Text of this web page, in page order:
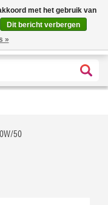
op gehele assortiment
X
50
met het gebruik van
Dit bericht verbergen
»